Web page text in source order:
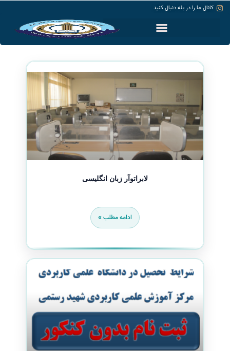
کانال ما را در بله دنبال کنید
لابراتوآر زبان انگلیسی
ادامه مطلب »